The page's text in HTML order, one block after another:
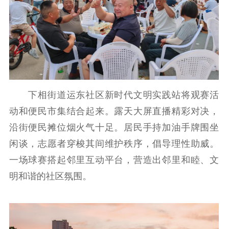
下相街道运东社区新时代文明实践站将观赛活
动和便民市集结合起来。露天大屏直播精彩对决，
沿街便民摊位烟火气十足。居民手持加油手牌围坐
闲谈，志愿者穿梭其间维护秩序，倡导理性助威。
一场球赛搭起邻里互动平台，营造出邻里和睦、文
明和谐的社区氛围。